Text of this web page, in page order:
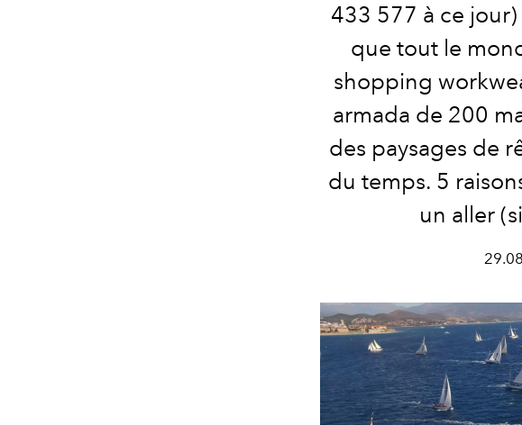
433 577 à ce
que tout le
shopping
armada de 200
des paysages de
du temps. 5
un aller